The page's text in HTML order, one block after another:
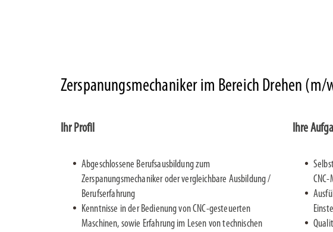
Zerspanungsmechaniker im Bereich Drehen (m/
Ihr Profil
Abgeschlossene Berufsausbildung zum
Zerspanungsmechaniker oder vergleichbare Ausbildung /
Berufserfahrung
Kenntnisse in der Bedienung von CNC-gesteuerten
Maschinen, sowie Erfahrung im Lesen von technischen
Ihre